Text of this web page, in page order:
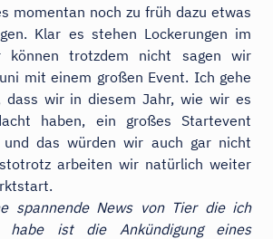
momentan noch zu früh dazu etwas
Klar es stehen Lockerungen im
können trotzdem nicht sagen wir
mit einem großen Event. Ich gehe
dass wir in diesem Jahr, wie wir es
haben, ein großes Startevent
und das würden wir auch gar nicht
arbeiten wir natürlich weiter
spannende News von Tier die ich
habe ist die Ankündigung eines